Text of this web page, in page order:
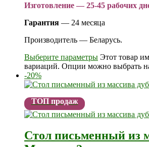
Изготовление — 25-45 рабочих
Гарантия — 24 месяца
Производитель — Беларусь.
Выберите параметры Этот товар
вариаций. Опции можно выбрать
-20%
ТОП продаж
Стол письменный из